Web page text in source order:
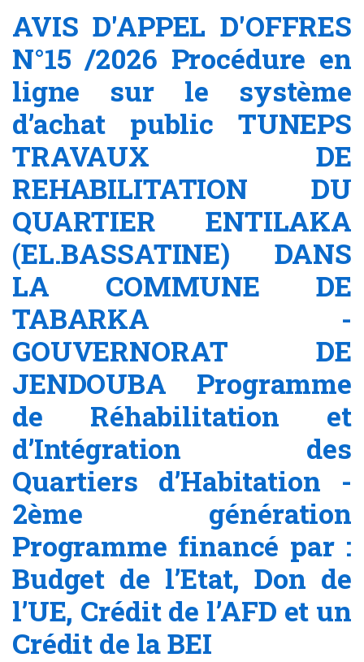
AVIS D'APPEL D'OFFRES
N°15 /2026 Procédure en
ligne sur le système
d’achat public TUNEPS
TRAVAUX DE
REHABILITATION DU
QUARTIER ENTILAKA
(EL.BASSATINE) DANS
LA COMMUNE DE
TABARKA -
GOUVERNORAT DE
JENDOUBA Programme
de Réhabilitation et
d’Intégration des
Quartiers d’Habitation -
2ème génération
Programme financé par :
Budget de l’Etat, Don de
l’UE, Crédit de l’AFD et un
Crédit de la BEI